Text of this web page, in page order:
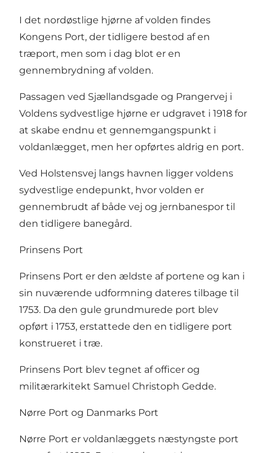
I det nordøstlige hjørne af volden findes
Kongens Port, der tidligere bestod af en
træport, men som i dag blot er en
gennembrydning af volden.
Passagen ved Sjællandsgade og Prangervej i
Voldens sydvestlige hjørne er udgravet i 1918 for
at skabe endnu et gennemgangspunkt i
voldanlægget, men her opførtes aldrig en port.
Ved Holstensvej langs havnen ligger voldens
sydvestlige endepunkt, hvor volden er
gennembrudt af både vej og jernbanespor til
den tidligere banegård.
Prinsens Port
Prinsens Port er den ældste af portene og kan i
sin nuværende udformning dateres tilbage til
1753. Da den gule grundmurede port blev
opført i 1753, erstattede den en tidligere port
konstrueret i træ.
Prinsens Port blev tegnet af officer og
militærarkitekt Samuel Christoph Gedde.
Nørre Port og Danmarks Port
Nørre Port er voldanlæggets næstyngste port